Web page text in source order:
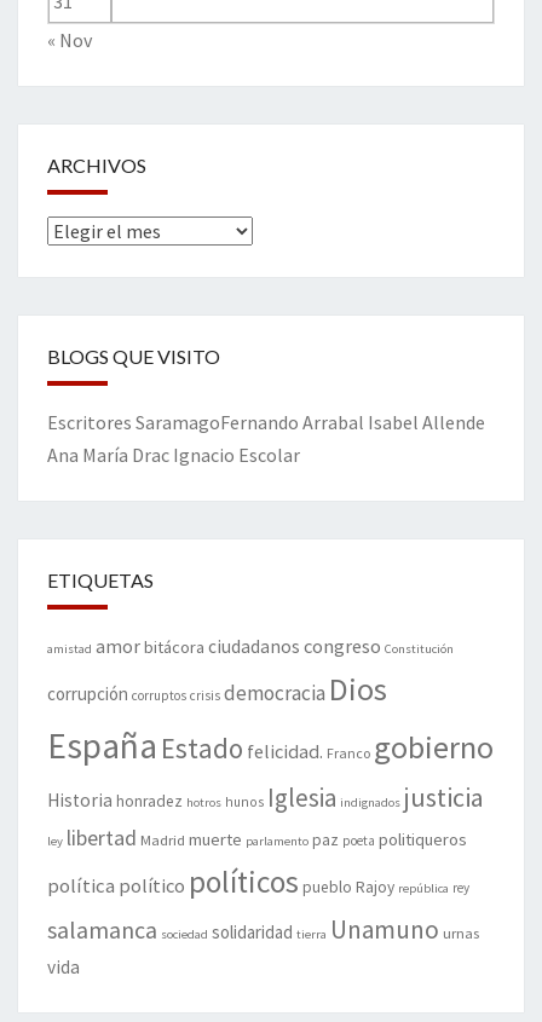
« Nov
ARCHIVOS
Archivos
BLOGS QUE VISITO
Escritores SaramagoFernando Arrabal Isabel Allende
Ana María Drac Ignacio Escolar
ETIQUETAS
amistad amorbitácora ciudadanos congreso Constitución
corrupción corruptos crisis democracia Dios
España Estado felicidad. Franco gobierno
Historia honradez hotros hunos Iglesia indignados justicia
ley libertad Madrid muerte parlamento paz poeta politiqueros
política político políticos pueblo Rajoy república rey
salamanca sociedad solidaridad tierra Unamuno urnas
vida